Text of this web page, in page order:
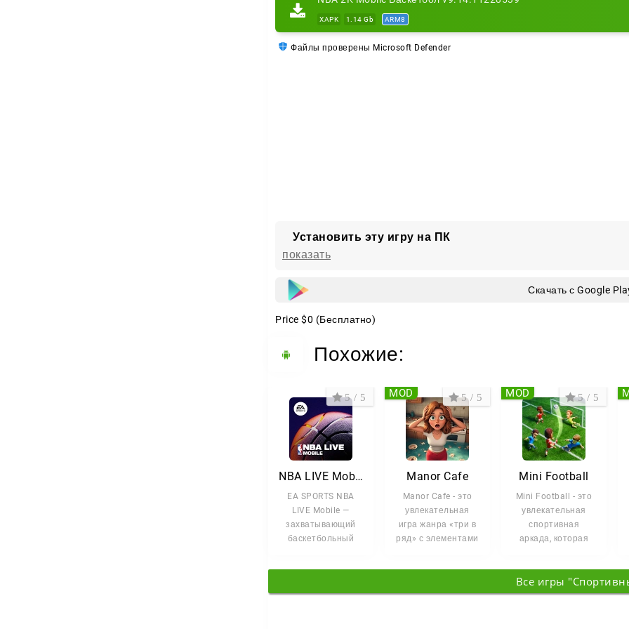
XAPK 1.14 Gb ARM8
Файлы проверены Microsoft Defender
Установить эту игру на ПК
показать
Скачать с Google
Price $0 (Бесплатно)
Похожие:
NBA LIVE Mobile Баскетбол
EA SPORTS NBA
LIVE Mobile —
захватывающий
баскетбольный
5 / 5
Manor Cafe
Manor Cafe - это
увлекательная
игра жанра «три в
ряд» с элементами
5 / 5
MOD
Mini Football
Mini Football - это
увлекательная
спортивная
аркада, которая
сочетание
5 / 5
MOD
Все игры